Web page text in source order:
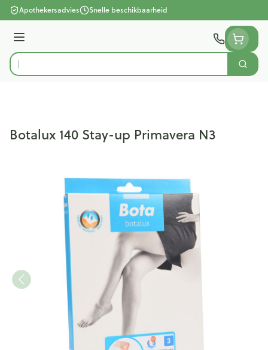
Ga naar de inhoud
Apothekersadvies Snelle beschikbaarheid
Menu
Product, merk, categorie...
Zoek
Botalux 140 Stay-up Primavera N3